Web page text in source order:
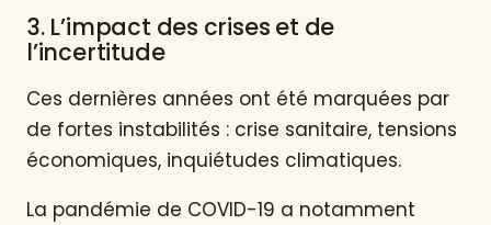
3. L’impact des crises et de
l’incertitude
Ces dernières années ont été marquées par
de fortes instabilités : crise sanitaire, tensions
économiques, inquiétudes climatiques.
La pandémie de COVID-19 a notamment